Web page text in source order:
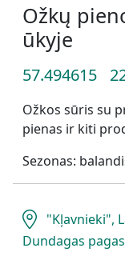
Ožkų
ūkyje
57.494615
Ožkos sūris su
pienas ir kiti
Sezonas:
"Kļavnieki",
Dundagas